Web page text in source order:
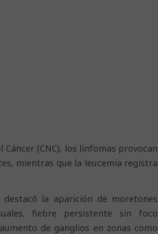
(CNC), los linfomas provocan
mientras que la leucemia registra
la aparición de moretones
fiebre persistente sin foco
de ganglios en zonas como